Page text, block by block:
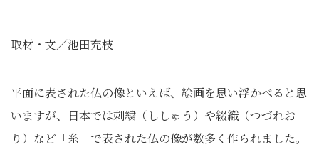
取材・文／池田充枝
平面に表された仏の像といえば、絵画を思い浮かべると思
いますが、日本では刺繍（ししゅう）や綴織（つづれお
り）など「糸」で表された仏の像が数多く作られました。